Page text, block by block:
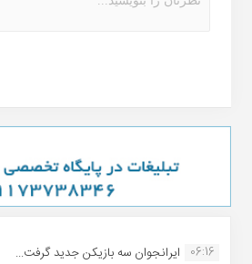
06:16 ایرانجوان سه بازیکن جدید گرفت...